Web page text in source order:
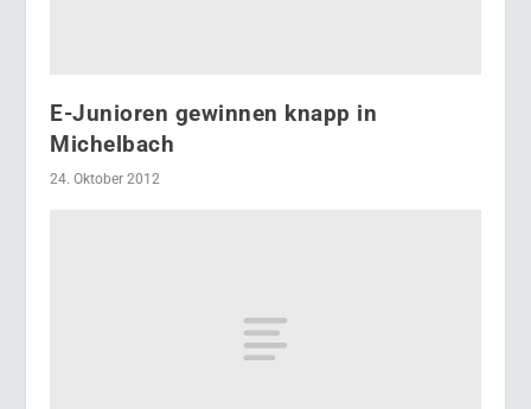
E-Junioren gewinnen knapp in
Michelbach
24. Oktober 2012